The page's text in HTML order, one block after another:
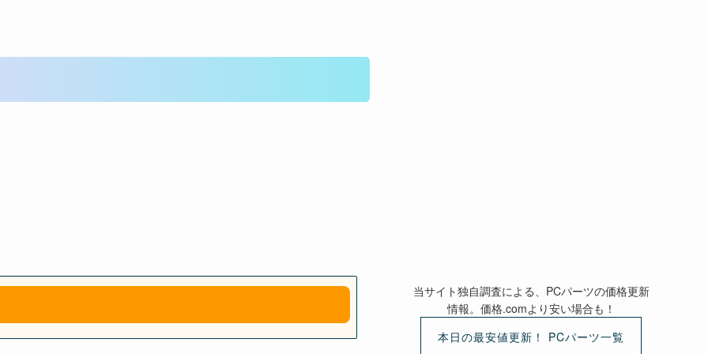
当サイト独自調査による、PCパーツの価格更新
情報。価格.comより安い場合も！
本日の最安値更新！ PCパーツ一覧